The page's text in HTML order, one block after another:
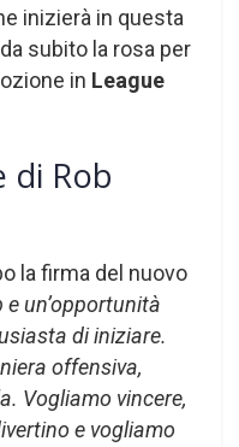
inizierà in questa
subito la rosa per
in League
di Rob
la firma del nuovo
e un’opportunità
di iniziare.
offensiva,
Vogliamo vincere,
e vogliamo